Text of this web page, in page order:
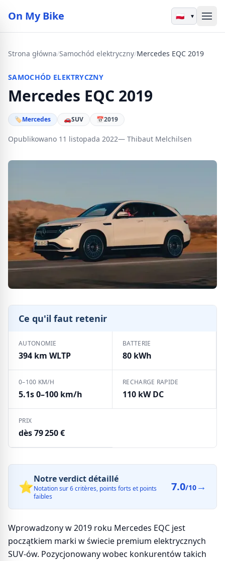
On My Bike ▾
Strona główna/Samochód elektryczny/Mercedes EQC 2019
SAMOCHÓD ELEKTRYCZNY
Mercedes EQC 2019
🏷Mercedes 🚗SUV 📅2019
Opublikowano 11 listopada 2022— Thibaut Melchilsen
Ce qu'il faut retenir
AUTONOMIE
394 km WLTP
BATTERIE
80 kWh
0–100 KM/H
5.1s 0–100 km/h
RECHARGE RAPIDE
110 kW DC
PRIX
dès 79 250 €
⭐Notre verdict détaillé
Notation sur 6 critères, points forts et points
faibles
7.0/10 →
Wprowadzony w 2019 roku Mercedes EQC jest
początkiem marki w świecie premium elektrycznych
SUV-ów. Pozycjonowany wobec konkurentów takich